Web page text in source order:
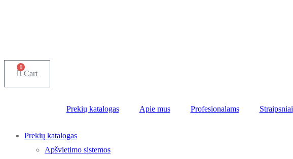
0
Cart
Prekių katalogas Apie mus Profesionalams Straipsniai
Prekių katalogas
Apšvietimo sistemos